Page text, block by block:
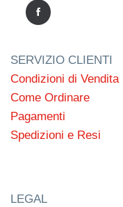
SERVIZIO CLIENTI
Condizioni di Vendita
Come Ordinare
Pagamenti
Spedizioni e Resi
LEGAL